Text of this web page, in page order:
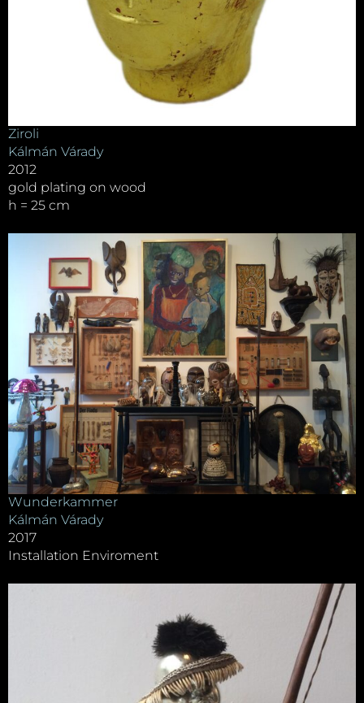
Ziroli
Kálmán Várady
2012
gold plating on wood
h = 25 cm
Wunderkammer
Kálmán Várady
2017
Installation Enviroment